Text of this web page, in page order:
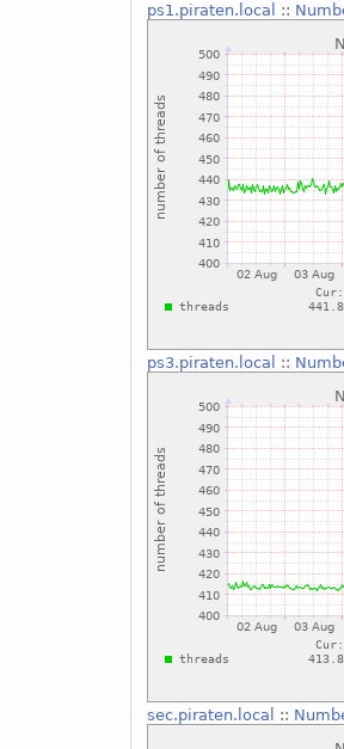
ps1.piraten.local ::
ps3.piraten.local ::
sec.piraten.local ::